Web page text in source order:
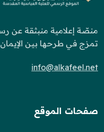
منصّة إعلامية منبثقة عن
تمزج في طرحها بين الإيمان
info@alkafeel.net
صفحات الموقع